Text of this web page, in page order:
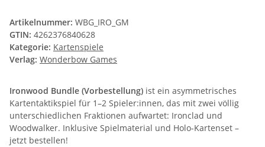
Artikelnummer: WBG_IRO_GM
GTIN: 4262376840628
Kategorie: Kartenspiele
Verlag: Wonderbow Games
Ironwood Bundle (Vorbestellung) ist ein asymmetrisches
Kartentaktikspiel für 1–2 Spieler:innen, das mit zwei völlig
unterschiedlichen Fraktionen aufwartet: Ironclad und
Woodwalker. Inklusive Spielmaterial und Holo-Kartenset –
jetzt bestellen!